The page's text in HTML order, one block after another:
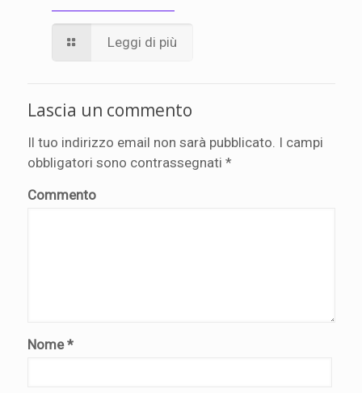
Leggi di più
Lascia un commento
Il tuo indirizzo email non sarà pubblicato. I campi
obbligatori sono contrassegnati *
Commento
Nome*